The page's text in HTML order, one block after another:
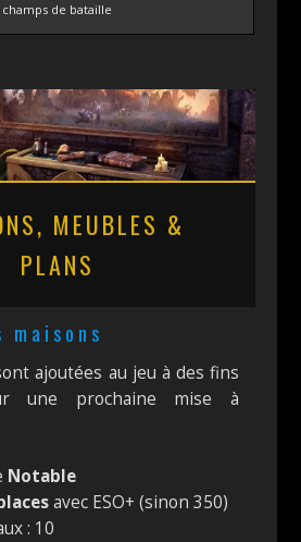
champs de bataille
MEUBLES &
PLANS
ajoutées au jeu à des fins
une prochaine mise à
Notable
avec ESO+ (sinon 350)
: 10